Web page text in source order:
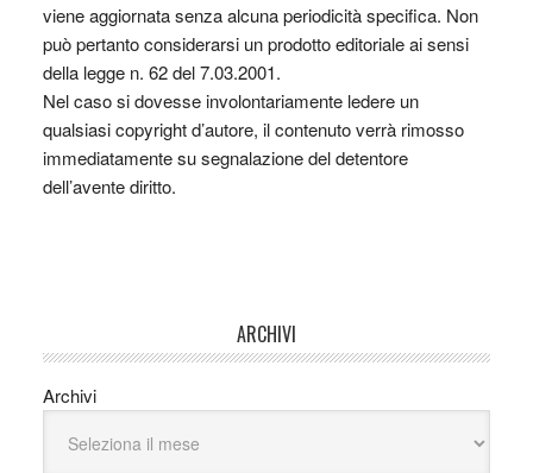
viene aggiornata senza alcuna periodicità specifica. Non
può pertanto considerarsi un prodotto editoriale ai sensi
della legge n. 62 del 7.03.2001.
Nel caso si dovesse involontariamente ledere un
qualsiasi copyright d’autore, il contenuto verrà rimosso
immediatamente su segnalazione del detentore
dell’avente diritto.
ARCHIVI
Archivi